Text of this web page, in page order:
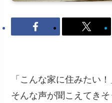
「こんな家に住みたい！
そんな声が聞こえてき